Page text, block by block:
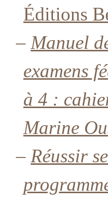
Éditions
– Manuel
examens
à 4 :
Marine
– Réussir